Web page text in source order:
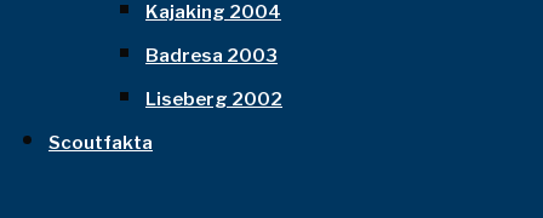
Kajaking 2004
Badresa 2003
Liseberg 2002
Scoutfakta